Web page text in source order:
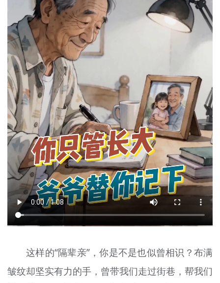
这样的“隔辈亲”，你是不是也似曾相识？布满
皱纹却坚实有力的手，曾带我们走过街巷，帮我们